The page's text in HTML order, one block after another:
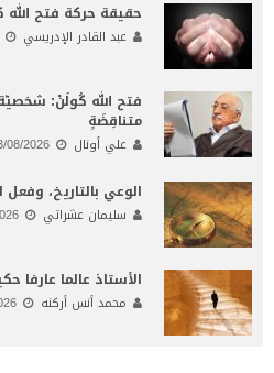
حقيقة حركة فتح الله
عبد القادر الإدريسي
فتح الله كُولَنْ:
متناقِضَةٍ
علي أونال 08/2026
الوعي بالتاريخ، وفعل
سليمان عشراتي
الأستاذ عالما عارفا
محمد أنس أركنه